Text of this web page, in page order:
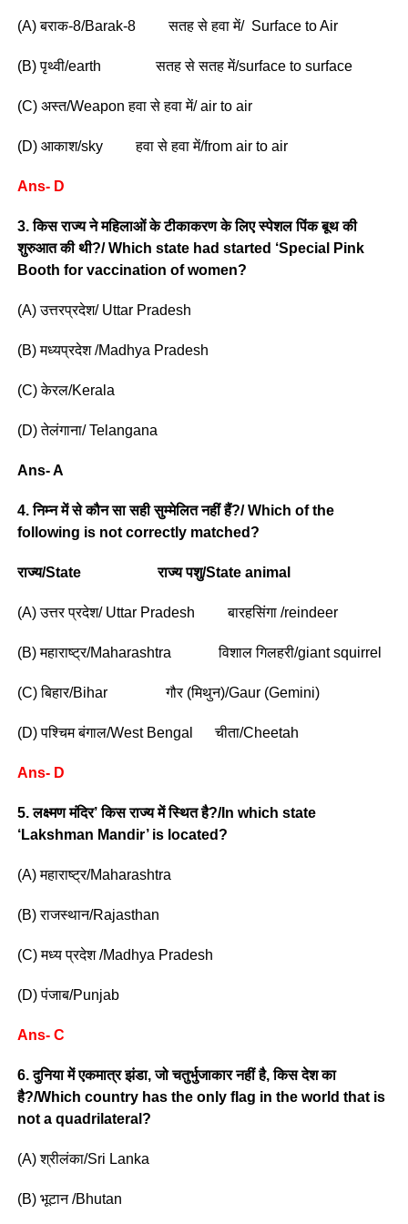
(A) बराक-8/Barak-8 सतह से हवा में/ Surface to Air
(B) पृथ्वी/earth सतह से सतह में/surface to surface
(C) अस्त/Weapon हवा से हवा में/ air to air
(D) आकाश/sky हवा से हवा में/from air to air
Ans- D
3. किस राज्य ने महिलाओं के टीकाकरण के लिए स्पेशल पिंक बूथ की
शुरुआत की थी?/ Which state had started ‘Special Pink
Booth for vaccination of women?
(A) उत्तरप्रदेश/ Uttar Pradesh
(B) मध्यप्रदेश /Madhya Pradesh
(C) केरल/Kerala
(D) तेलंगाना/ Telangana
Ans- A
4. निम्न में से कौन सा सही सुम्मेलित नहीं हैं?/ Which of the
following is not correctly matched?
राज्य/State राज्य पशु/State animal
(A) उत्तर प्रदेश/ Uttar Pradesh बारहसिंगा /reindeer
(B) महाराष्ट्र/Maharashtra विशाल गिलहरी/giant squirrel
(C) बिहार/Bihar गौर (मिथुन)/Gaur (Gemini)
(D) पश्चिम बंगाल/West Bengal चीता/Cheetah
Ans- D
5. लक्ष्मण मंदिर’ किस राज्य में स्थित है?/In which state
‘Lakshman Mandir’ is located?
(A) महाराष्ट्र/Maharashtra
(B) राजस्थान/Rajasthan
(C) मध्य प्रदेश /Madhya Pradesh
(D) पंजाब/Punjab
Ans- C
6. दुनिया में एकमात्र झंडा, जो चतुर्भुजाकार नहीं है, किस देश का
है?/Which country has the only flag in the world that is
not a quadrilateral?
(A) श्रीलंका/Sri Lanka
(B) भूटान /Bhutan